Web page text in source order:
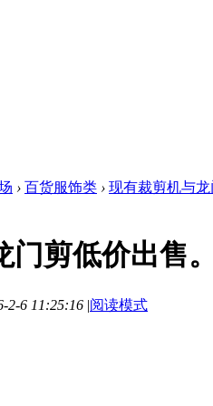
› 百货服饰类 › 现有裁剪机与龙
剪低价出售。
2-6 11:25:16 |阅读模式